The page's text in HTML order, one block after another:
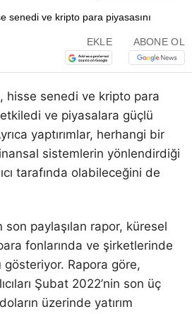
EKLE ABONE OL
hisse senedi ve kripto para
ve piyasalara güçlü
yaptırımlar, herhangi bir
sistemlerin yönlendirdiği
tarafında olabileceğini de
son paylaşılan rapor, küresel
fonlarında ve şirketlerinde
Rapora göre,
Şubat 2022’nin son üç
üzerinde yatırım